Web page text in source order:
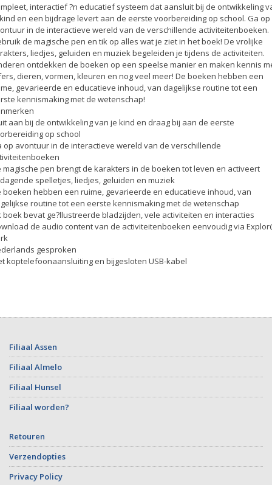
interactief ?n educatief systeem dat aansluit bij de ontwikkeling
en een bijdrage levert aan de eerste voorbereiding op school. Ga op
in de interactieve wereld van de verschillende activiteitenboeken.
de magische pen en tik op alles wat je ziet in het boek! De vrolijke
liedjes, geluiden en muziek begeleiden je tijdens de activiteiten.
ontdekken de boeken op een speelse manier en maken kennis
dieren, vormen, kleuren en nog veel meer! De boeken hebben een
gevarieerde en educatieve inhoud, van dagelijkse routine tot een
kennismaking met de wetenschap!
aan bij de ontwikkeling van je kind en draag bij aan de eerste
op school
op avontuur in de interactieve wereld van de verschillende
magische pen brengt de karakters in de boeken tot leven en activeert
spelletjes, liedjes, geluiden en muziek
boeken hebben een ruime, gevarieerde en educatieve inhoud, van
routine tot een eerste kennismaking met de wetenschap
boek bevat ge?llustreerde bladzijden, vele activiteiten en interacties
de audio content van de activiteitenboeken eenvoudig via
gesproken
koptelefoonaansluiting en bijgesloten USB-kabel
Filiaal Assen
Filiaal Almelo
Filiaal Hunsel
Filiaal worden?
Retouren
Verzendopties
Privacy Policy